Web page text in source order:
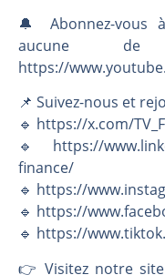
🔔 Abonnez-vous
aucune
https://
📌 Suivez-nous et
🔹 https://x.com/
🔹 https://
finance/
🔹 https://
🔹 https://
🔹 https://
👉️ Visitez notre